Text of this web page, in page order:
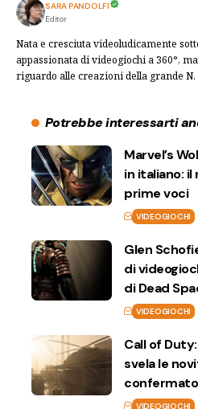
SARA PANDOLFI
Editor
Nata e cresciuta videoludicamente
appassionata di videogiochi a 360°,
riguardo alle creazioni della grande N.
Potrebbe interessarti
Marvel’s
in italiano:
prime voci
VIDEOGIOCHI
Glen
di
di Dead
VIDEOGIOCHI
Call of
svela le
confermato
VIDEOGIOCHI